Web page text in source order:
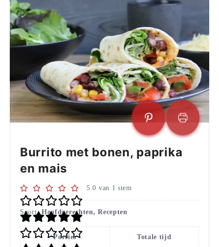
Burrito met bonen, paprika
en mais
5.0 van 1 stem
Soort:Hoofdgerechten, Recepten
Porties Totale tijd